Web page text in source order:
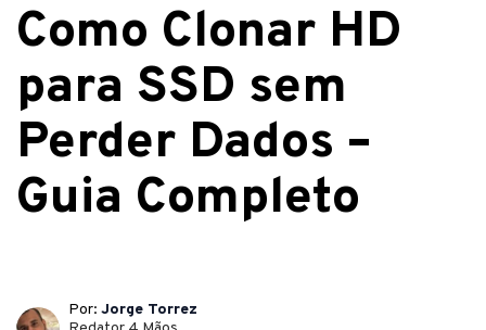
Como Clonar HD
para SSD sem
Perder Dados –
Guia Completo
Por: Jorge Torrez